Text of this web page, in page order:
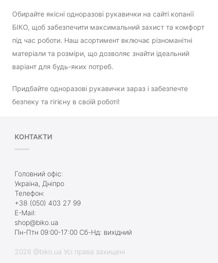
Обирайте якісні одноразові рукавички на сайті копанії
БІКО, щоб забезпечити максимальний захист та комфорт
під час роботи. Наш асортимент включає різноманітні
матеріали та розміри, що дозволяє знайти ідеальний
варіант для будь-яких потреб.
Придбайте одноразові рукавички зараз і забезпечте
безпеку та гігієну в своїй роботі!
КОНТАКТИ
Головний офіс:
Україна, Дніпро
Телефон:
+38 (050) 403 27 99
E-Mail:
shop@biko.ua
Пн-Птн 09:00-17:00 Сб-Нд: вихідний
2026 @biko.ua Усі права захищені